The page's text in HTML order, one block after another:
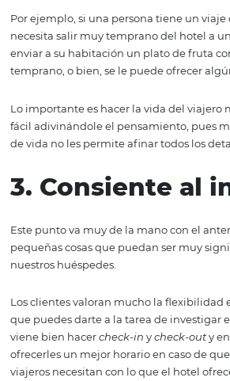
2.
Es vital saber el motivo de la visita
un apartado para que los viajeros
comodidades que hagan su
Por ejemplo, si una persona tiene
enviar a su habitación un plato de
temprano, o bien, se le puede
Lo importante es hacer la vida del